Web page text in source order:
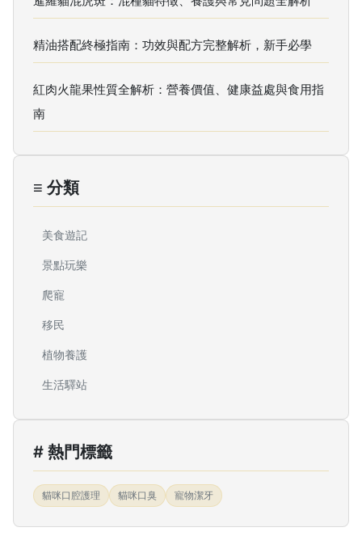
精油搭配終極指南：功效與配方完整解析，新手必學
紅肉火龍果性質全解析：營養價值、健康益處與食用指
南
≡ 分類
美食遊記
景點玩樂
爬寵
移民
植物養護
生活驛站
# 熱門標籤
貓咪口腔護理 貓咪口臭 寵物潔牙